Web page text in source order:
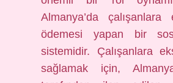
Almanya’da
ödemesi yapan bir
sistemidir. Çalışanlara
sağlamak için,